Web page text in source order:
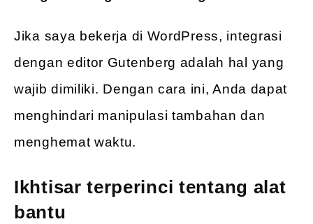
Jika saya bekerja di WordPress, integrasi
dengan editor Gutenberg adalah hal yang
wajib dimiliki. Dengan cara ini, Anda dapat
menghindari manipulasi tambahan dan
menghemat waktu.
Ikhtisar terperinci tentang alat
bantu